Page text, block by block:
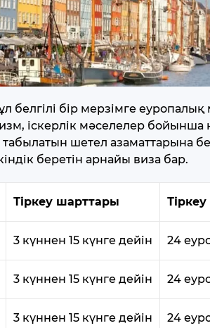
бір мерзімге еуропалық
іскерлік мәселелер
шетел азаматтарына
беретін арнайы виза бар.
Тіркеу шарттары
3 күннен 15 күнге дейін 24
3 күннен 15 күнге дейін 24
3 күннен 15 күнге дейін 24